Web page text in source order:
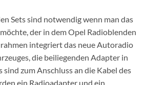
Sets sind notwendig wenn man das
der in dem Opel Radioblenden
integriert das neue Autoradio
die beiliegenden Adapter in
sind zum Anschluss an die Kabel des
ein Radioadapter und ein